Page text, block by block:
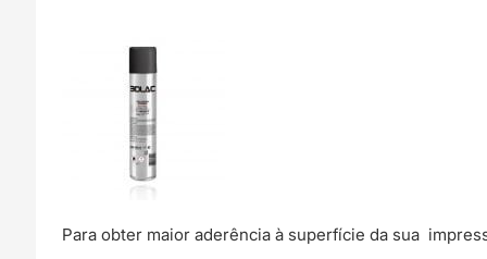
Para obter maior aderência à superfície da sua